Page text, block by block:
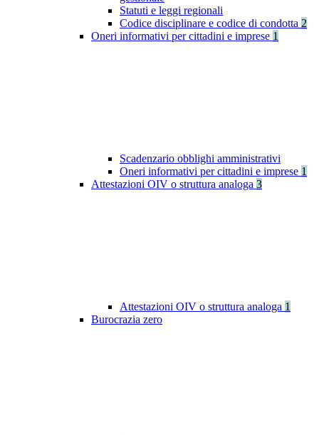
Statuti e leggi regionali
Codice disciplinare e codice di condotta 2
Oneri informativi per cittadini e imprese 1
Scadenzario obblighi amministrativi
Oneri informativi per cittadini e imprese 1
Attestazioni OIV o struttura analoga 3
Attestazioni OIV o struttura analoga 1
Burocrazia zero